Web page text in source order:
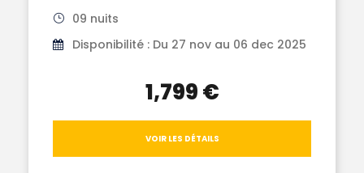
09 nuits
Disponibilité : Du 27 nov au 06 dec 2025
1,799 €
VOIR LES DÉTAILS